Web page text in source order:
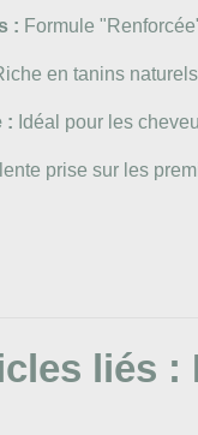
: Formule
en tanins
: Idéal pour les
prise sur les
liés :